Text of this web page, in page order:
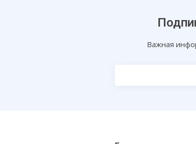
Важная